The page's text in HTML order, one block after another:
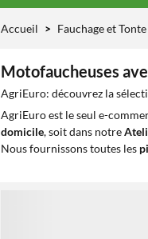
Accueil Fauchage et
Motofaucheuses
AgriEuro: découvrez la
AgriEuro est le seul e-
domicile, soit dans notre
Nous fournissons toutes les